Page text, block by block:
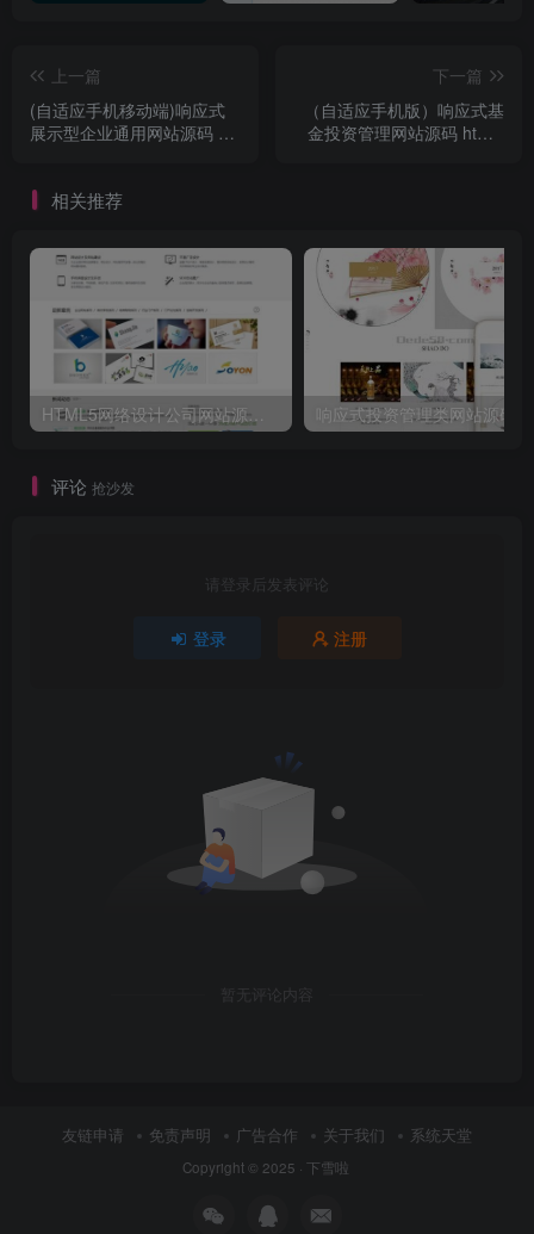
上一篇
(自适应手机移动端)响应式
展示型企业通用网站源码 织
下一篇
（自适应手机版）响应式基
金投资管理网站源码 html5
相关推荐
HTML5网络设计公司网站源码 织梦dedecms整站模板
评论 抢沙发
请登录后发表评论
登录 注册
暂无评论内容
友链申请 免责声明 广告合作 关于我们 系统天堂
Copyright © 2025 · 下雪啦